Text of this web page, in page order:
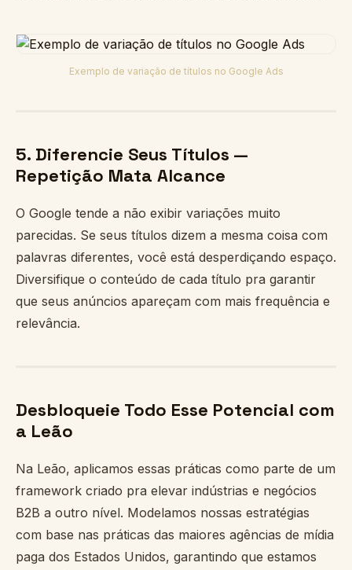
Exemplo de variação de títulos no Google Ads
5. Diferencie Seus Títulos —
Repetição Mata Alcance
O Google tende a não exibir variações muito
parecidas. Se seus títulos dizem a mesma coisa com
palavras diferentes, você está desperdiçando espaço.
Diversifique o conteúdo de cada título pra garantir
que seus anúncios apareçam com mais frequência e
relevância.
Desbloqueie Todo Esse Potencial com
a Leão
Na Leão, aplicamos essas práticas como parte de um
framework criado pra elevar indústrias e negócios
B2B a outro nível. Modelamos nossas estratégias
com base nas práticas das maiores agências de mídia
paga dos Estados Unidos, garantindo que estamos